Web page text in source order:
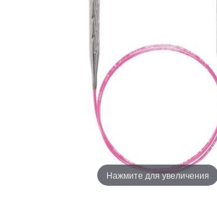
Нажмите для увеличения